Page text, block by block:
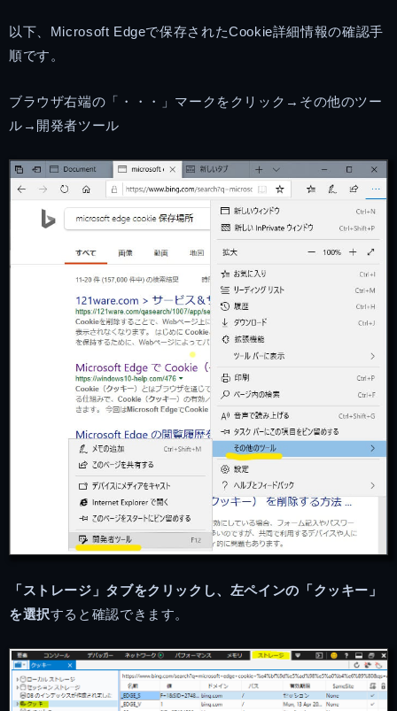
以下、Microsoft Edgeで保存されたCookie詳細情報の確認手
順です。
ブラウザ右端の「・・・」マークをクリック→その他のツー
ル→開発者ツール
「ストレージ」タブをクリックし、左ペインの「クッキー」
を選択すると確認できます。